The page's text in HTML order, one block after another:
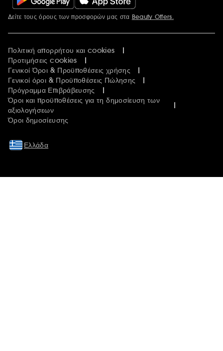
Περισσότερες πληροφορίες
Δείτε τους όρους των προσφορών μας στα Beauty Offers.
Πολιτική απορρήτου και cookies
Προτιμήσεις cookies
Γενικοί Όροι & Προϋποθέσεις χρήσης
Γενικοί όροι & Προϋποθέσεις Πώλησης
Πρόγραμμα Επιβράβευσης
Όροι και προϋποθέσεις για τη δημοσίευση των
αξιολογήσεων
Όροι δημοσίευσης
Ελλάδα